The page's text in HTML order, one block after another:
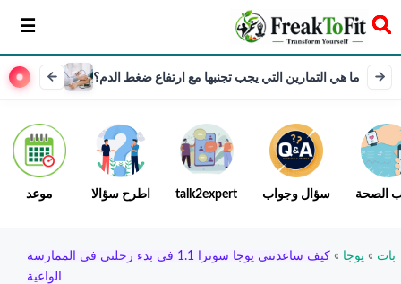
سخر
ما هي التمارين التي يجب تجنبها مع ارتفاع ضغط الدم؟
موعد اطرح سؤالا talk2expert سؤال وجواب الصحة
بات » يوجا »
كيف ساعدتني يوجا سوترا 1.1 في بدء رحلتي في الممارسة
الواعية